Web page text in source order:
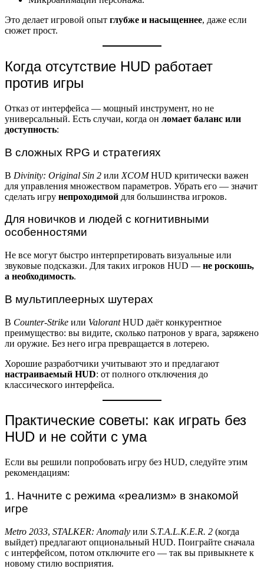
Это делает игровой опыт глубже и насыщеннее, даже если
сюжет прост.
Когда отсутствие HUD работает
против игры
Отказ от интерфейса — мощный инструмент, но не
универсальный. Есть случаи, когда он ломает баланс или
доступность:
В сложных RPG и стратегиях
В Divinity: Original Sin 2 или XCOMHUD критически важен
для управления множеством параметров. Убрать его — значит
сделать игру непроходимой для большинства игроков.
Для новичков и людей с когнитивными
особенностями
Не все могут быстро интерпретировать визуальные или
звуковые подсказки. Для таких игроков HUD — не роскошь,
а необходимость.
В мультиплеерных шутерах
В Counter-Strike или ValorantHUD даёт конкурентное
преимущество: вы видите, сколько патронов у врага, заряжено
ли оружие. Без него игра превращается в лотерею.
Хорошие разработчики учитывают это и предлагают
настраиваемый HUD: от полного отключения до
классического интерфейса.
Практические советы: как играть без
HUD и не сойти с ума
Если вы решили попробовать игру без HUD, следуйте этим
рекомендациям:
1. Начните с режима «реализм» в знакомой
игре
Metro 2033, STALKER: Anomaly или S.T.A.L.K.E.R. 2 (когда
выйдет) предлагают опциональный HUD. Поиграйте сначала
с интерфейсом, потом отключите его — так вы привыкнете к
новому стилю восприятия.